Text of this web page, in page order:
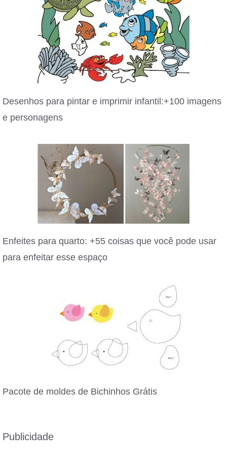
Desenhos para pintar e imprimir infantil:+100 imagens
e personagens
Enfeites para quarto: +55 coisas que você pode usar
para enfeitar esse espaço
Pacote de moldes de Bichinhos Grátis
Publicidade